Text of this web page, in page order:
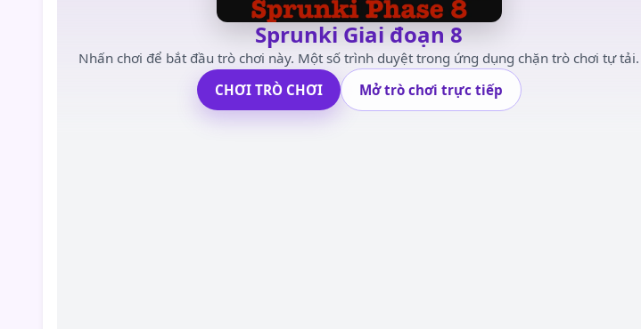
Sprunki Giai đoạn 8
Nhấn chơi để bắt đầu trò chơi này. Một số trình duyệt trong ứng dụng chặn trò chơi tự tải.
CHƠI TRÒ CHƠI
Mở trò chơi trực tiếp